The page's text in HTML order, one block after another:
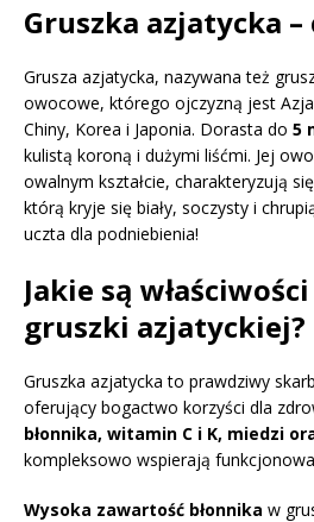
Gruszka azjatycka
Grusza azjatycka, nazywana też
owocowe, którego ojczyzną jest
Chiny, Korea i Japonia. Dorasta do 5
kulistą koroną i dużymi liśćmi. Jej
owalnym kształcie, charakteryzują
którą kryje się biały, soczysty i
uczta dla podniebienia!
Jakie są
gruszki azjatyckiej?
Gruszka azjatycka to prawdziwy
oferujący bogactwo korzyści dla
błonnika, witamin C i K, miedzi
kompleksowo wspierają
Wysoka zawartość błonnika w